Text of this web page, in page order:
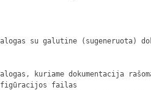
su galutine (sugeneruota)
kuriame dokumentacija
failas